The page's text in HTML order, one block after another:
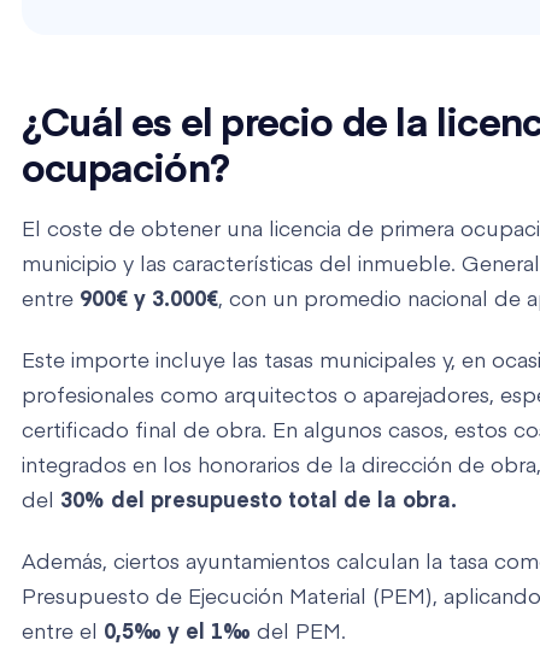
¿Cuál es el precio de la
ocupación?
​El coste de obtener una licencia de primera
municipio y las características del inmueble.
entre 900€ y 3.000€, con un promedio nacional de
Este importe incluye las tasas municipales y, en
profesionales como arquitectos o aparejadores,
certificado final de obra. En algunos casos, estos
integrados en los honorarios de la dirección de
del 30% del presupuesto total de la obra.
Además, ciertos ayuntamientos calculan la tasa
Presupuesto de Ejecución Material (PEM),
entre el 0,5‰ y el 1‰ del PEM.